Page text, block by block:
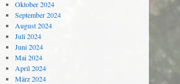
Oktober 2024
September 2024
August 2024
Juli 2024
Juni 2024
Mai 2024
April 2024
März 2024